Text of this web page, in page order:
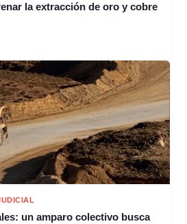
la extracción de oro y cobre
un amparo colectivo busca